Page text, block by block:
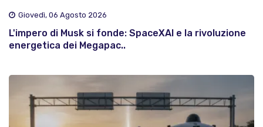
Giovedì, 06 Agosto 2026
L'impero di Musk si fonde: SpaceXAI e la rivoluzione
energetica dei Megapac..